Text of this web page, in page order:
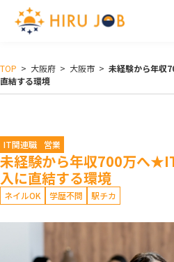
TOP > 大阪府 > 大阪市 > 未経験から年収
直結する環境
IT関連職 営業
未経験から年収700万へ
入に直結する環境
ネイルOK 学歴不問 駅チカ